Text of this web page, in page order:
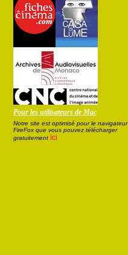
Pour les utilisateurs de Mac
Notre site est optimisé pour le navigateur
FireFox que vous pouvez télécharger
gratuitement ici